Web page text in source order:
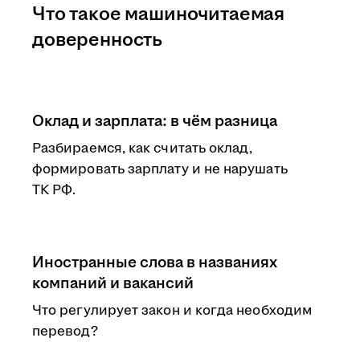
Оклад и зарплата: в чём разница
Разбираемся, как считать оклад,
формировать зарплату и не нарушать
ТК РФ.
Иностранные слова в названиях
компаний и вакансий
Что регулирует закон и когда необходим
перевод?
Что такое машиночитаемая
доверенность